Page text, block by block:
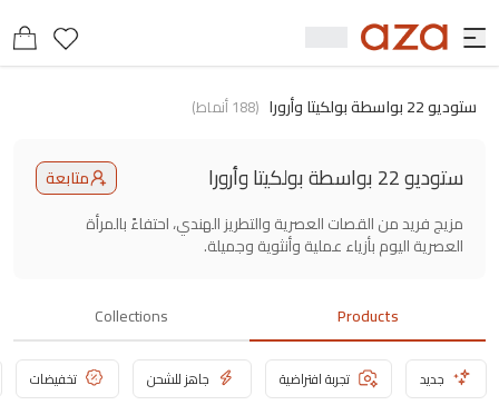
ستوديو 22 بواسطة بولكيتا وأرورا (
188أنماط)
ستوديو 22 بواسطة بولكيتا وأرورا
متابعة
مزيج فريد من القصات العصرية والتطريز الهندي، احتفاءً بالمرأة
العصرية اليوم بأزياء عملية وأنثوية وجميلة.
Products
Collections
جديد تجربة افتراضية جاهز للشحن تخفيضات